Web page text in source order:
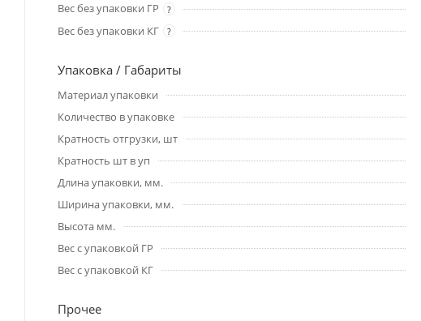
Вес без упаковки ГР
?
Вес без упаковки КГ
?
Упаковка / Габариты
Материал упаковки
Количество в упаковке
Кратность отгрузки, шт
Кратность шт в уп
Длина упаковки, мм.
Ширина упаковки, мм.
Высота мм.
Вес с упаковкой ГР
Вес с упаковкой КГ
Прочее